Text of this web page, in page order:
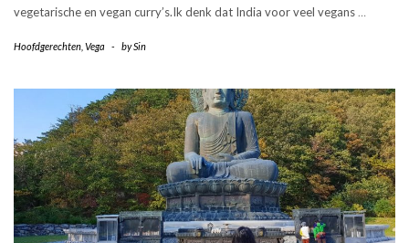
vegetarische en vegan curry’s.Ik denk dat India voor veel vegans …
Hoofdgerechten Vega - bySin